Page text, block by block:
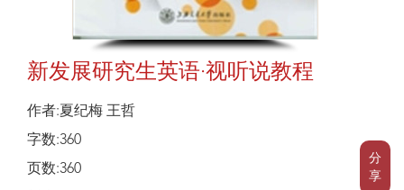
分
享
新发展研究生英语·视听说教程
作者:夏纪梅 王哲
字数:360
页数:360